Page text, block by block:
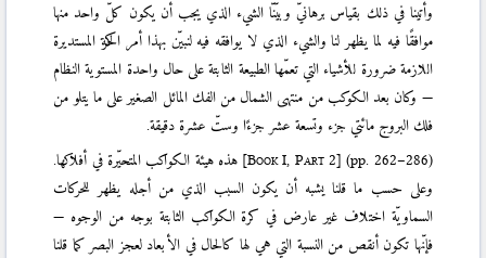
وأتينا في ذلك بقياس برهانيّ وبيّنّا الشيء الذي يجب أن يكون كلّ واحد منها
موافقًا فيه لما يظهر لنا والشيء الذي لا يوافقه فيه لنبيّن بهذا أمر الحركة المستديرة
اللازمة ضرورة للأشياء التي تعمّها الطبيعة الثابتة على حال واحدة المستوية النظام
— وكان بعد الكوكب من منتهى الشمال من الفك المائل الصغير على ما يتلو من
فلك البروج مائتي جزء وتسعة عشر جزءًا وستّ عشرة دقيقة.
[Book I, Part 2] (pp. 262–286)
هذه هيئة الكواكب المتحيّرة في أفلاكها.
وعلى حسب ما قلنا يشبه أن يكون السبب الذي من أجله يظهر للحركات
السماويّة اختلاف غير عارض في كرة الكواكب الثابتة بوجه من الوجوه —
فإنّها تكون أنقص من النسبة التي هي لها كالحال في الأبعاد لعجز البصر كما قلنا